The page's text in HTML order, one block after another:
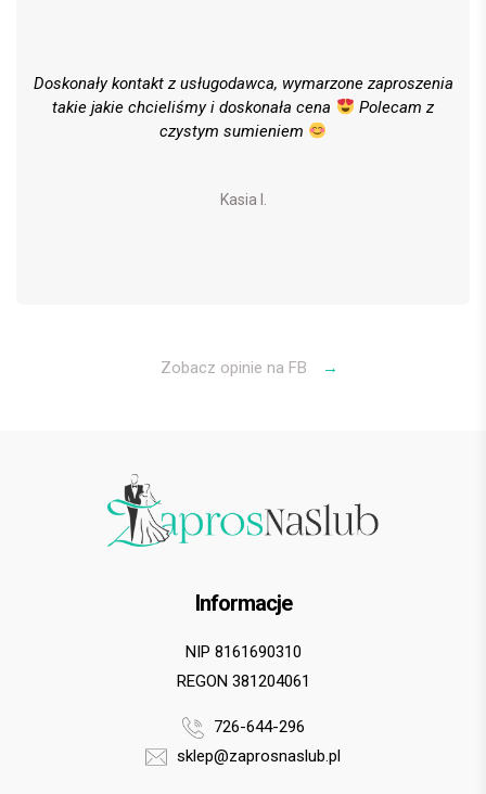
Doskonały kontakt z usługodawca, wymarzone zaproszenia
takie jakie chcieliśmy i doskonała cena
Polecam z
czystym sumieniem
Kasia I.
Zobacz opinie na FB →
Informacje
NIP 8161690310
REGON 381204061
726-644-296
sklep@zaprosnaslub.pl